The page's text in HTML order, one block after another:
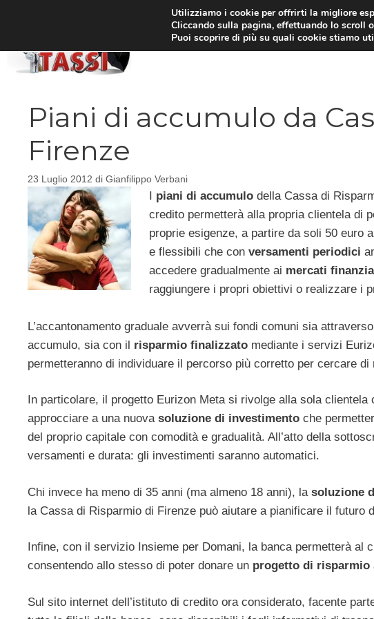
Piani di accumulo da
Firenze
23 Luglio 2012 di Gianfilippo Verbani
I piani di accumulodella Cassa di
credito permetterà alla propria clientela di
proprie esigenze, a partire da soli 50 euro
e flessibili che con versamenti periodici
accedere gradualmente ai mercati
raggiungere i propri obiettivi o realizzare i
L’accantonamento graduale avverrà sui fondi comuni sia
accumulo, sia con il risparmio finalizzato mediante i servizi
permetteranno di individuare il percorso più corretto per cercare di
In particolare, il progetto Eurizon Meta si rivolge alla sola
approcciare a una nuova soluzione di investimento che
del proprio capitale con comodità e gradualità. All’atto della
versamenti e durata: gli investimenti saranno automatici.
Chi invece ha meno di 35 anni (ma almeno 18 anni), la soluzione
la Cassa di Risparmio di Firenze può aiutare a pianificare il futuro
Infine, con il servizio Insieme per Domani, la banca permetterà al
consentendo allo stesso di poter donare un progetto di risparmio
Sul sito internet dell’istituto di credito ora considerato, facente
Utilizziamo i cookie per offrirti la migliore
Cliccando sulla pagina, effettuando lo scroll
Puoi scoprire di più su quali cookie stiamo